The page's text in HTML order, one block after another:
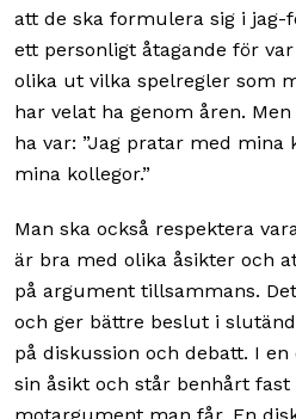
att de ska formulera sig i
ett personligt åtagande för
olika ut vilka spelregler som
har velat ha genom åren.
ha var: ”Jag pratar med mina
mina kollegor.”
Man ska också respektera
är bra med olika åsikter och
på argument tillsammans.
och ger bättre beslut i
på diskussion och debatt. I
sin åsikt och står benhårt fast
motargument man får. En